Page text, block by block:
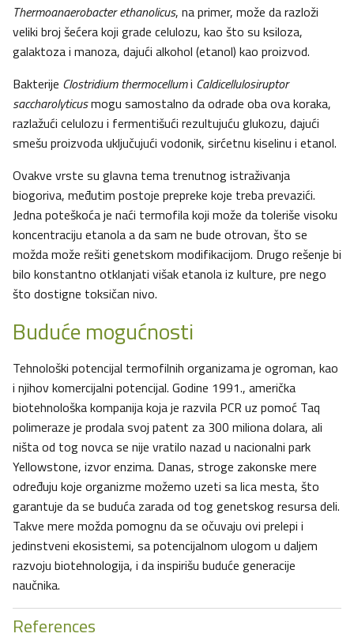
Thermoanaerobacter ethanolicus, na primer, može da razloži
veliki broj šećera koji grade celulozu, kao što su ksiloza,
galaktoza i manoza, dajući alkohol (etanol) kao proizvod.
Bakterije Clostridium thermocellumi Caldicellulosiruptor
saccharolyticusmogu samostalno da odrade oba ova koraka,
razlažući celulozu i fermentišući rezultujuću glukozu, dajući
smešu proizvoda uključujući vodonik, sirćetnu kiselinu i etanol.
Ovakve vrste su glavna tema trenutnog istraživanja
biogoriva, međutim postoje prepreke koje treba prevazići.
Jedna poteškoća je naći termofila koji može da toleriše visoku
koncentraciju etanola a da sam ne bude otrovan, što se
možda može rešiti genetskom modifikacijom. Drugo rešenje bi
bilo konstantno otklanjati višak etanola iz kulture, pre nego
što dostigne toksičan nivo.
Buduće mogućnosti
Tehnološki potencijal termofilnih organizama je ogroman, kao
i njihov komercijalni potencijal. Godine 1991., američka
biotehnološka kompanija koja je razvila PCR uz pomoć Taq
polimeraze je prodala svoj patent za 300 miliona dolara, ali
ništa od tog novca se nije vratilo nazad u nacionalni park
Yellowstone, izvor enzima. Danas, stroge zakonske mere
određuju koje organizme možemo uzeti sa lica mesta, što
garantuje da se buduća zarada od tog genetskog resursa deli.
Takve mere možda pomognu da se očuvaju ovi prelepi i
jedinstveni ekosistemi, sa potencijalnom ulogom u daljem
razvoju biotehnologija, i da inspirišu buduće generacije
naučnika.
References